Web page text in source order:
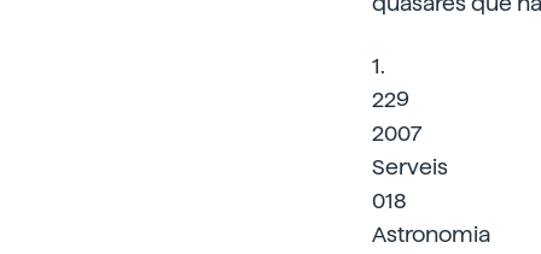
1.
229
2007
Serveis
018
Astronomia